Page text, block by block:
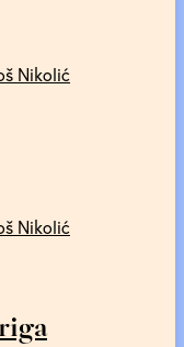
Nikolić
Nikolić